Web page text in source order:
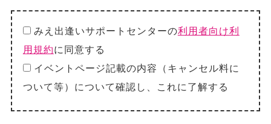
みえ出逢いサポートセンターの利用者向け利
用規約に同意する
イベントページ記載の内容（キャンセル料に
ついて等）について確認し、これに了解する